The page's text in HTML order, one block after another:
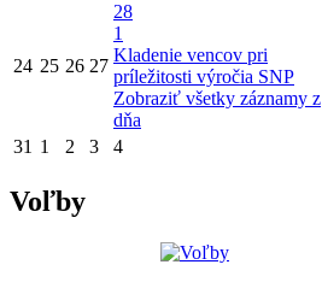
24 25 26 27
28
1
Kladenie vencov pri
príležitosti výročia SNP
Zobraziť všetky záznamy z
dňa
31 1 2 3 4
Voľby